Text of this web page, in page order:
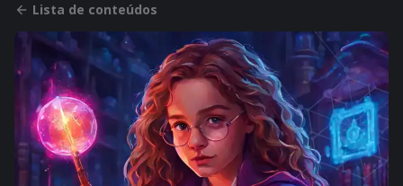
Lista de conteúdos